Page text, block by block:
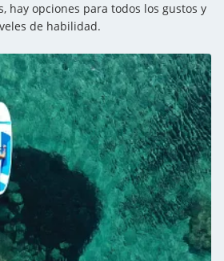
hay opciones para todos los gustos y
de habilidad.